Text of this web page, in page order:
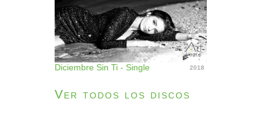
Diciembre Sin Ti - Single 2018
Ver todos los discos